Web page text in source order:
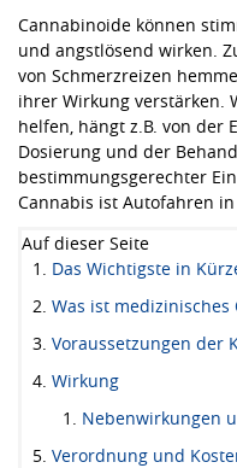
Cannabinoide können
und angstlösend wirken.
von Schmerzreizen
ihrer Wirkung verstärken.
helfen, hängt z.B. von der
Dosierung und der
bestimmungsgerechter
Cannabis ist Autofahren in
Auf dieser Seite
Das Wichtigste in
Was ist medizinisches
Voraussetzungen der
Wirkung
Nebenwirkungen
Verordnung und